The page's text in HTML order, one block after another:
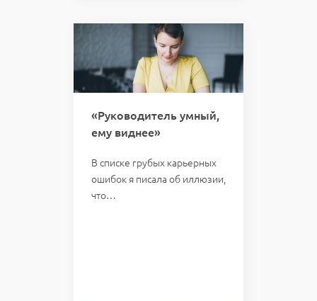
«Руководитель умный,
ему виднее»
В списке грубых карьерных
ошибок я писала об иллюзии,
что…